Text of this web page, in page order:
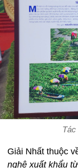
Tác
Giải Nhất thuộc
nghệ xuất khẩu